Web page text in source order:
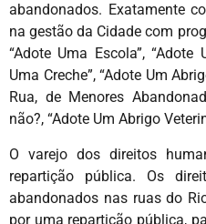
abandonados. Exatamente
na gestão da Cidade com
“Adote Uma Escola”,
Uma Creche”, “Adote Um
Rua, de Menores
não?, “Adote Um Abrigo
O varejo dos direitos
repartição pública. Os
abandonados nas ruas do
por uma repartição pública,